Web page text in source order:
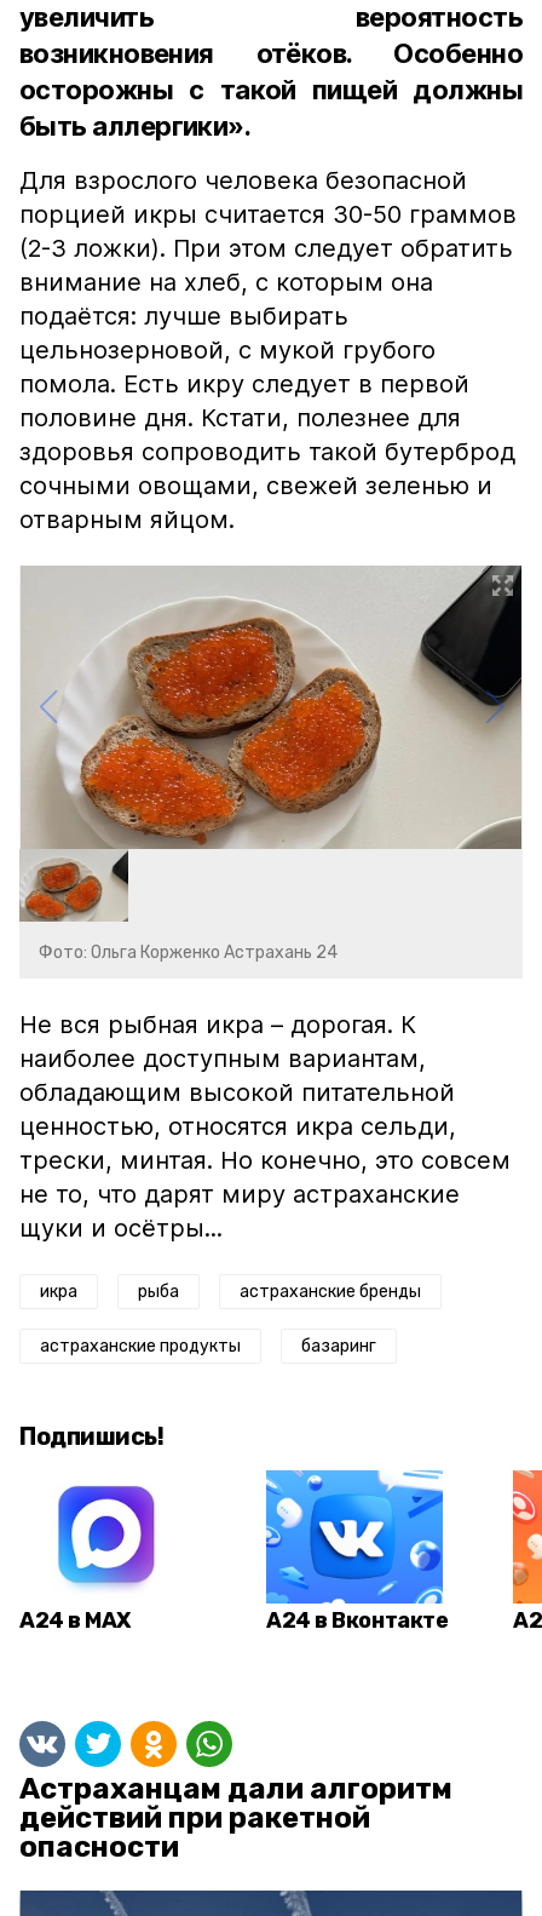
увеличить вероятность
возникновения отёков. Особенно
осторожны с такой пищей должны
быть аллергики».
Для взрослого человека безопасной
порцией икры считается 30-50 граммов
(2-3 ложки). При этом следует обратить
внимание на хлеб, с которым она
подаётся: лучше выбирать
цельнозерновой, с мукой грубого
помола. Есть икру следует в первой
половине дня. Кстати, полезнее для
здоровья сопроводить такой бутерброд
сочными овощами, свежей зеленью и
отварным яйцом.
Фото: Ольга Корженко Астрахань 24
Не вся рыбная икра – дорогая. К
наиболее доступным вариантам,
обладающим высокой питательной
ценностью, относятся икра сельди,
трески, минтая. Но конечно, это совсем
не то, что дарят миру астраханские
щуки и осётры...
икра рыба астраханские бренды
астраханские продукты базаринг
Подпишись!
А24 в MAX А24 в Вконтакте
Астраханцам дали алгоритм
действий при ракетной
опасности